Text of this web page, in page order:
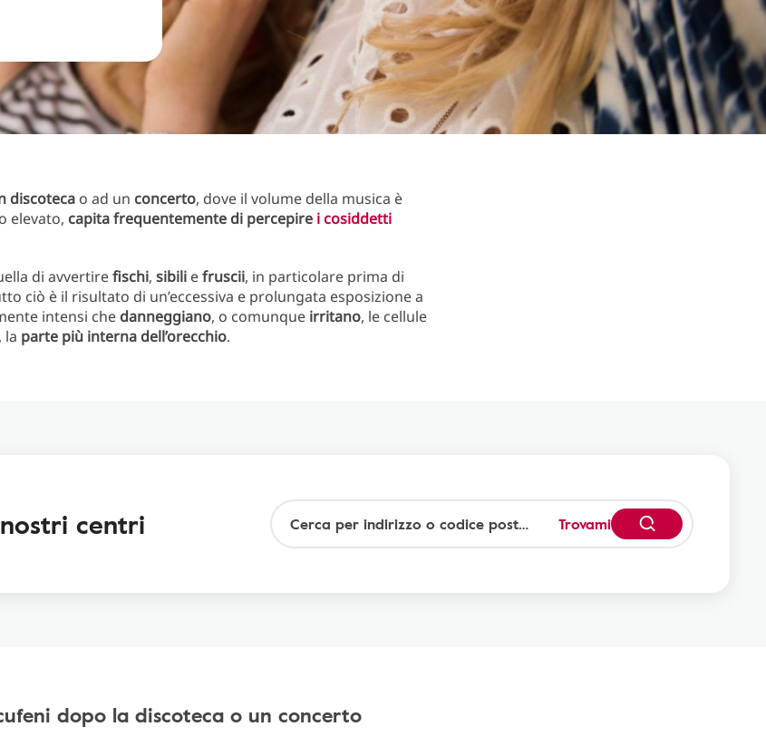
discoteca o ad un concerto, dove il volume della musica è
elevato, capita frequentemente di percepire i cosiddetti
di avvertirefischi, sibili efruscii, in particolare prima di
ciò è il risultato di un’eccessiva e prolungata esposizione a
intensi che danneggiano, o comunque irritano, le cellule
la parte più interna dell’orecchio.
centri Trovami
dopo la discoteca o un concerto